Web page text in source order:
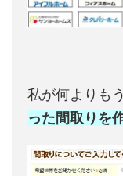
私が何よりも
った間取りを